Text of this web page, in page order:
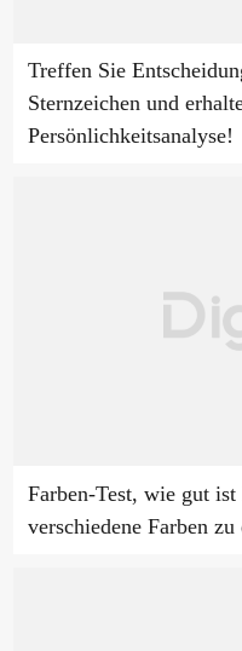
Treffen Sie
Sternzeichen und
Persönlichkeitsanalyse!
Farben-Test, wie gut
verschiedene Farben zu